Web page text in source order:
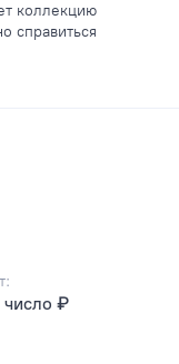
коллекцию
справиться
число ₽